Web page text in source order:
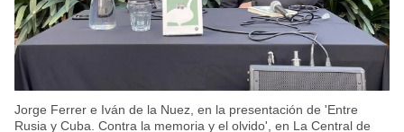
Jorge Ferrer e Iván de la Nuez, en la presentación de 'Entre
Rusia y Cuba. Contra la memoria y el olvido', en La Central de